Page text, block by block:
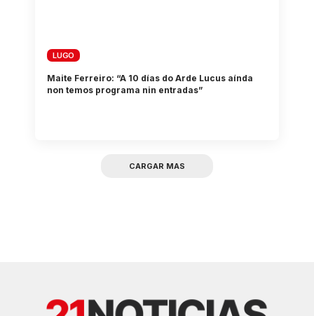
LUGO
Maite Ferreiro: “A 10 días do Arde Lucus aínda
non temos programa nin entradas”
CARGAR MAS